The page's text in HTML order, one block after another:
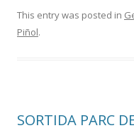
This entry was posted in
Piñol.
SORTIDA PARC